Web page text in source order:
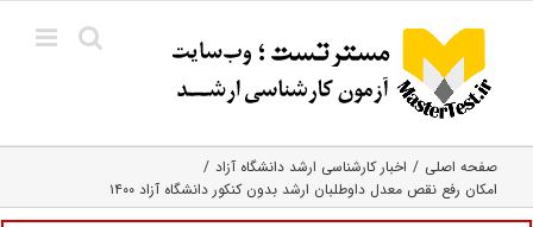
content
صفحه اصلی
اخبار کارشناسی ارشد دانشگاه آزاد
امکان رفع نقص معدل داوطلبان ارشد بدون کنکور دانشگاه آزاد ۱۴۰۰